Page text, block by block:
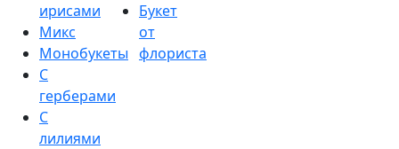
ирисами
Микс
Монобукеты
С
герберами
С
лилиями
Букет
от
флориста